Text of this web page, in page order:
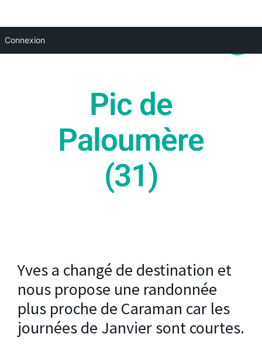
Connexion
Pic de
Paloumère
(31)
Yves a changé de destination et
nous propose une randonnée
plus proche de Caraman car les
journées de Janvier sont courtes.